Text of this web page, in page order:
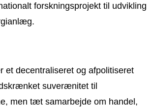
forskningsprojekt til udvikling
et decentraliseret og afpolitiseret
suverænitet til
men tæt samarbejde om handel,